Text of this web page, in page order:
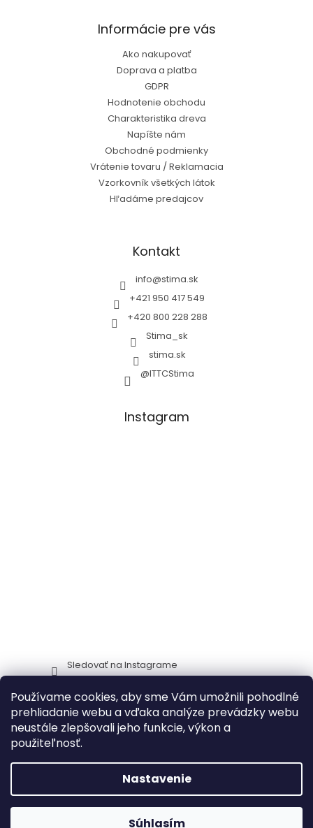
Používame cookies, aby sme Vám umožnili pohodlné
prehliadanie webu a vďaka analýze prevádzky webu
neustále zlepšovali jeho funkcie, výkon a
použiteľnosť.
Nastavenie
Súhlasím
Informácie pre vás
Ako nakupovať
Doprava a platba
GDPR
Hodnotenie obchodu
Charakteristika dreva
Napíšte nám
Obchodné podmienky
Vrátenie tovaru / Reklamacia
Vzorkovník všetkých látok
Hľadáme predajcov
Kontakt
info@stima.sk
+421 950 417 549
+420 800 228 288
Stima_sk
stima.sk
@ITTCStima
Instagram
Sledovať na Instagrame
Stima CZ Zidlestoly_cz
Vytvoril Shoptet